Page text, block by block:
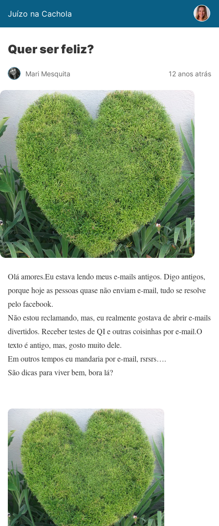
Juízo na Cachola
Quer ser feliz?
Mari Mesquita 12 anos atrás
Olá amores.Eu estava lendo meus e-mails antigos. Digo antigos,
porque hoje as pessoas quase não enviam e-mail, tudo se resolve
pelo facebook.
Não estou reclamando, mas, eu realmente gostava de abrir e-mails
divertidos. Receber testes de QI e outras coisinhas por e-mail.O
texto é antigo, mas, gosto muito dele.
Em outros tempos eu mandaria por e-mail, rsrsrs….
São dicas para viver bem, bora lá?